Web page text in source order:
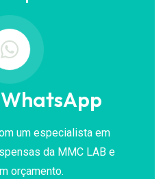
um especialista em
da MMC LAB e
orçamento.